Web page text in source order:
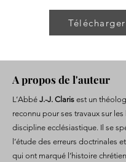
Télécharger
A propos de l'auteur
L’Abbé J.-J. Claris est un
reconnu pour ses travaux sur les
discipline ecclésiastique. Il se
l’étude des erreurs doctrinales
qui ont marqué l’histoire